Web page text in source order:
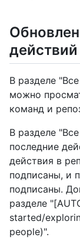
действий
В разделе
можно
команд и
В разделе
последние
действия в
подписаны, и
подписаны.
разделе
started/
people)".